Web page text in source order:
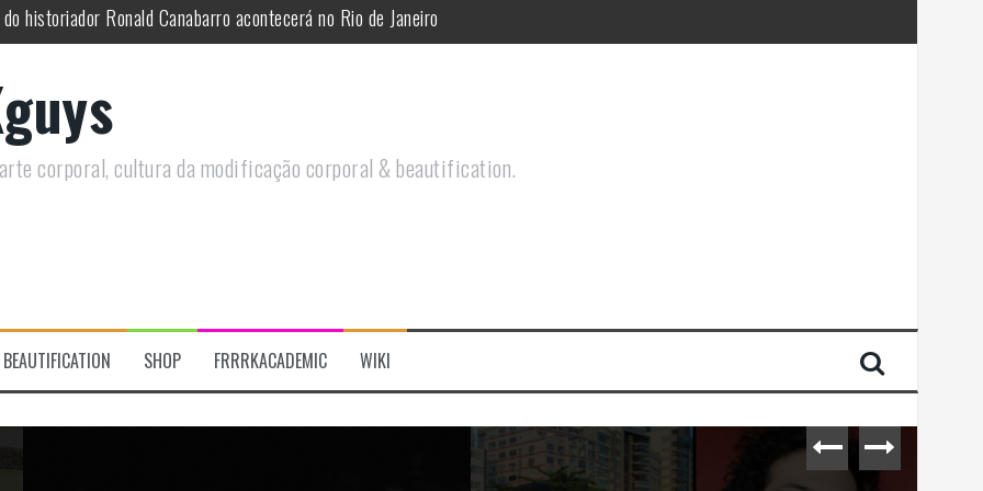
sobre Circo Freak em encontro online
modificações corporais e anarquia em encontro online
saiba como você pode ajudar duas ações que estão a ocorrer
a celebração do Orgulho Freak no Chile
historiador Ronald Canabarro acontecerá no Rio de Janeiro
corporal, cultura da modificação corporal & beautification.
BEAUTIFICATION SHOP FRRRKACADEMIC WIKI